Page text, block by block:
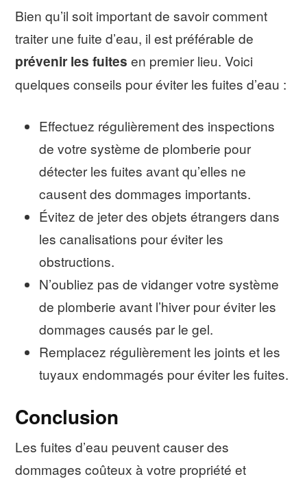
Bien qu’il soit important de savoir comment
traiter une fuite d’eau, il est préférable de
prévenir les fuites en premier lieu. Voici
quelques conseils pour éviter les fuites d’eau :
Effectuez régulièrement des inspections
de votre système de plomberie pour
détecter les fuites avant qu’elles ne
causent des dommages importants.
Évitez de jeter des objets étrangers dans
les canalisations pour éviter les
obstructions.
N’oubliez pas de vidanger votre système
de plomberie avant l’hiver pour éviter les
dommages causés par le gel.
Remplacez régulièrement les joints et les
tuyaux endommagés pour éviter les fuites.
Conclusion
Les fuites d’eau peuvent causer des
dommages coûteux à votre propriété et